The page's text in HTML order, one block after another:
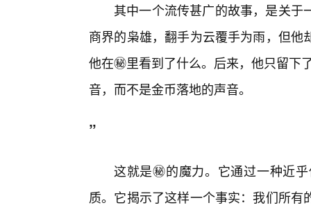
其中一个流传甚广的故事，是关
商界的枭雄，翻手为云覆手为雨，但
他在㊙️里看到了什么。后来，他只留下
音，而不是金币落地的声音。
”
这就是㊙️的魔力。它通过一种近
质。它揭示了这样一个事实：我们所